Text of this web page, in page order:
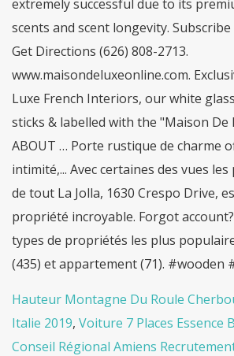
Hauteur Montagne Du Roule
Italie 2019, Voiture 7 Places Essence
Conseil Régional Amiens